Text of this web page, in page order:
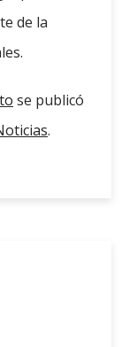
de la
se publicó
.